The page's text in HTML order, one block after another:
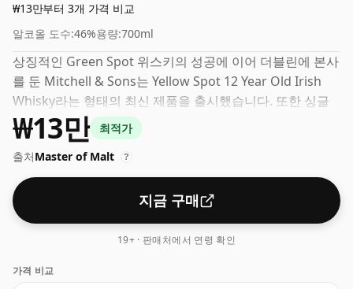
₩13만부터 3개 가격 비교
알코올 도수:46%용량:700ml
상징적인 Green Spot 위스키의 성공에 이어 더블린에 본사
를 둔 Mitchell & Sons는 Yellow Spot 12 Year Old Irish
Whisky라는 형태의 최신 제품을 출시했습니다. 또한 싱글
포트 스틸 위스키는 미국 버번 배럴, 헤레스산 셰리 캐스크,
이전에 말라가 강화 와인을 담았던 캐스크 등 다양한 세 가
지 캐스크 유형에서 숙성됩니다. 이는 위스키에 증류주에 천
연 꿀 향을 더해 정말 달콤한 향미 프로필을 제공합니다. 범
위에 큰 추가!
₩13만
최적가
출처Master of Malt ?
지금 구매
19+ · 판매처에서 연령 확인
가격 비교